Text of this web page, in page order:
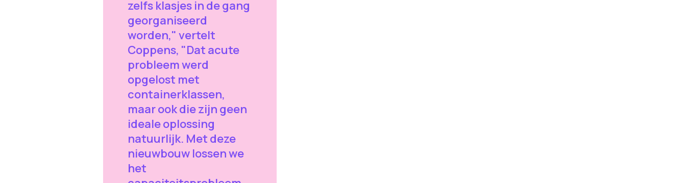
zelfs klasjes in de gang
georganiseerd
worden," vertelt
Coppens, "Dat acute
probleem werd
opgelost met
containerklassen,
maar ook die zijn geen
ideale oplossing
natuurlijk. Met deze
nieuwbouw lossen we
het